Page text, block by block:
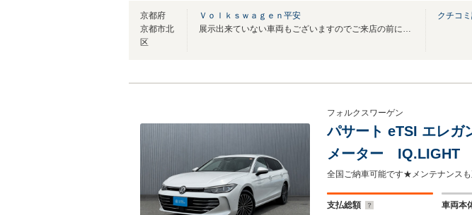
京都府
京都市北
区
Ｖｏｌｋｓｗａｇｅｎ平安
展示出来ていない車両もございますのでご来店の前にお問い合わせくださいませ。
クチコミ
フォルクスワーゲン
パサート eTSI エレ
メーター IQ.LIGHT
支払総額 車両本